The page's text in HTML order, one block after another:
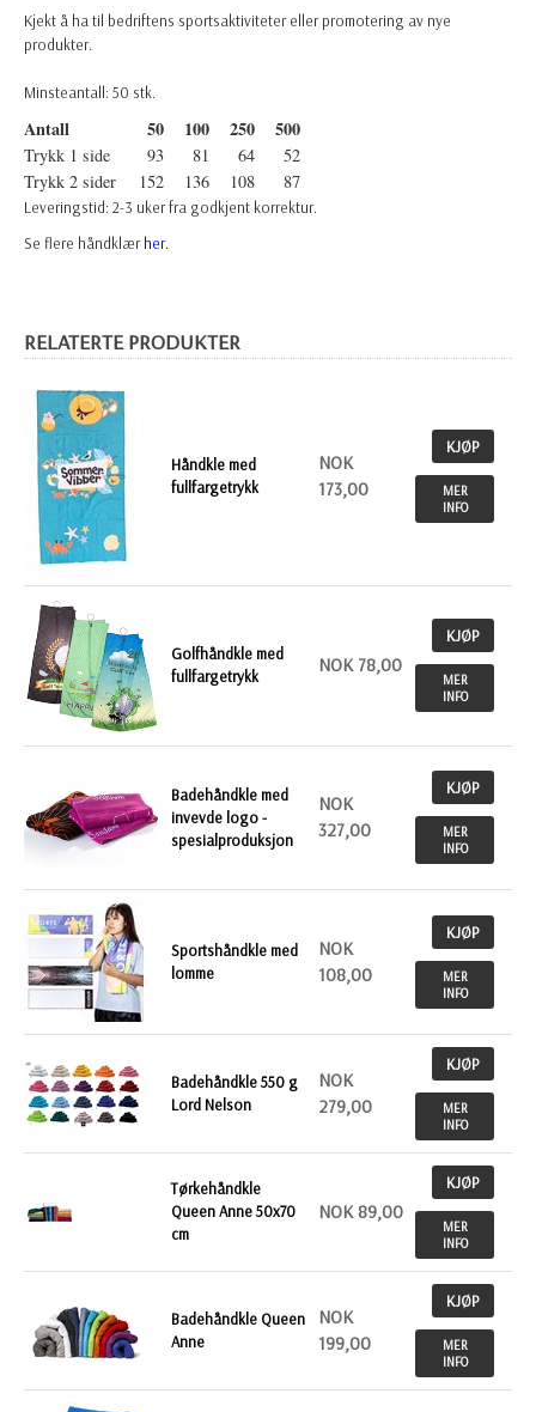
Kjekt å ha til bedriftens sportsaktiviteter eller promotering av nye
produkter.
Minsteantall: 50 stk.
Antall 50 100 250 500
Trykk 1 side 93 81 64
52
Trykk 2 sider
152 136 108 87
Leveringstid: 2-3 uker fra godkjent korrektur.
Se flere håndklærher.
RELATERTE PRODUKTER
Håndkle med
fullfargetrykk
NOK
173,00
KJØP
MER
INFO
Golfhåndkle med
fullfargetrykk
NOK 78,00
KJØP
MER
INFO
Badehåndkle med
invevde logo -
spesialproduksjon
NOK
327,00
KJØP
MER
INFO
Sportshåndkle med
lomme
NOK
108,00
KJØP
MER
INFO
Badehåndkle 550 g
Lord Nelson
NOK
279,00
KJØP
MER
INFO
Tørkehåndkle
Queen Anne 50x70
cm
NOK 89,00
KJØP
MER
INFO
Badehåndkle Queen
Anne
NOK
199,00
KJØP
MER
INFO